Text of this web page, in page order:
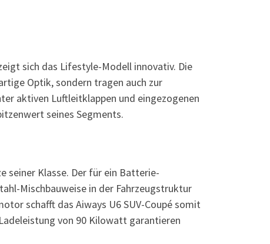
sich das Lifestyle-Modell innovativ. Die
Optik, sondern tragen auch zur
aktiven Luftleitklappen und eingezogenen
seines Segments.
seiner Klasse. Der für ein Batterie-
Mischbauweise in der Fahrzeugstruktur
schafft das Aiways U6 SUV-Coupé somit
von 90 Kilowatt garantieren